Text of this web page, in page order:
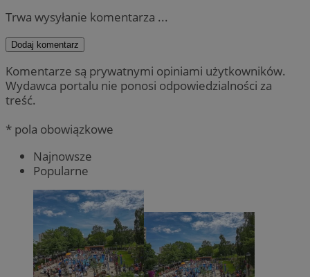
Trwa wysyłanie komentarza ...
Dodaj komentarz
Komentarze są prywatnymi opiniami użytkowników.
Wydawca portalu nie ponosi odpowiedzialności za
treść.
* pola obowiązkowe
Najnowsze
Popularne